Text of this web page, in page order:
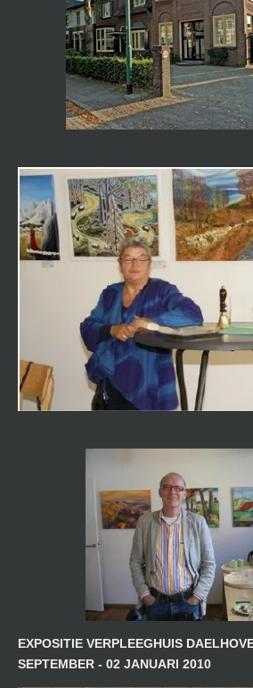
EXPOSITIE VERPLEEGHUIS
SEPTEMBER - 02 JANUARI 2010